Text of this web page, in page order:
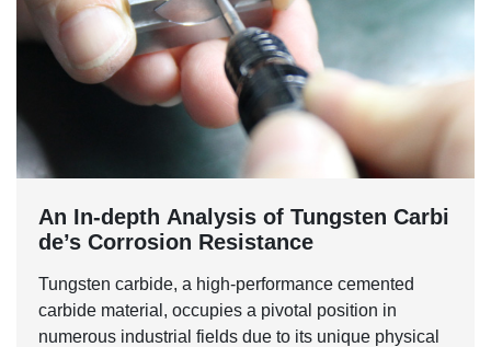
An In-depth Analysis of Tungsten Carbi
de’s Corrosion Resistance
Tungsten carbide, a high-performance cemented
carbide material, occupies a pivotal position in
numerous industrial fields due to its unique physical